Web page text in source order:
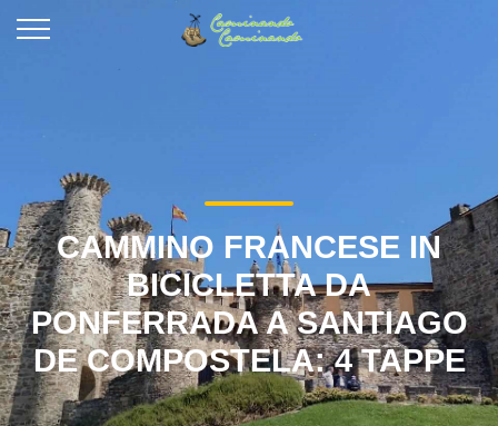
CAMMINO FRANCESE IN
BICICLETTA DA
PONFERRADA A SANTIAGO
DE COMPOSTELA: 4 TAPPE